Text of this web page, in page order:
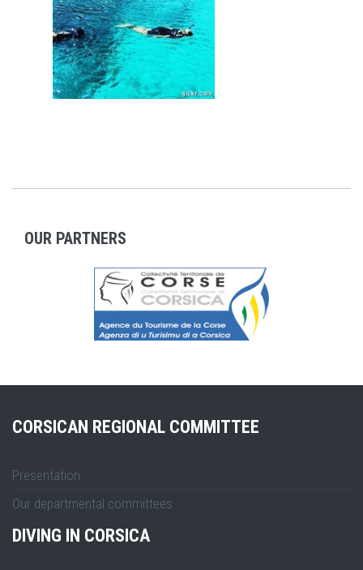
OUR PARTNERS
CORSICAN REGIONAL COMMITTEE
Presentation
Our departmental committees
DIVING IN CORSICA